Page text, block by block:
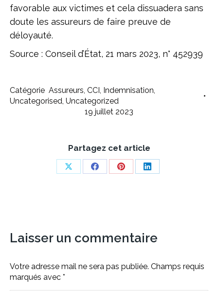
favorable aux victimes et cela dissuadera sans
doute les assureurs de faire preuve de
déloyauté.
Source : Conseil d’État, 21 mars 2023, n° 452939
Catégorie Assureurs, CCI, Indemnisation,
Uncategorised, Uncategorized
19 juillet 2023
Partagez cet article
Share
Share
Share
Share
Laisser un commentaire
Votre adresse mail ne sera pas publiée. Champs requis
marqués avec *